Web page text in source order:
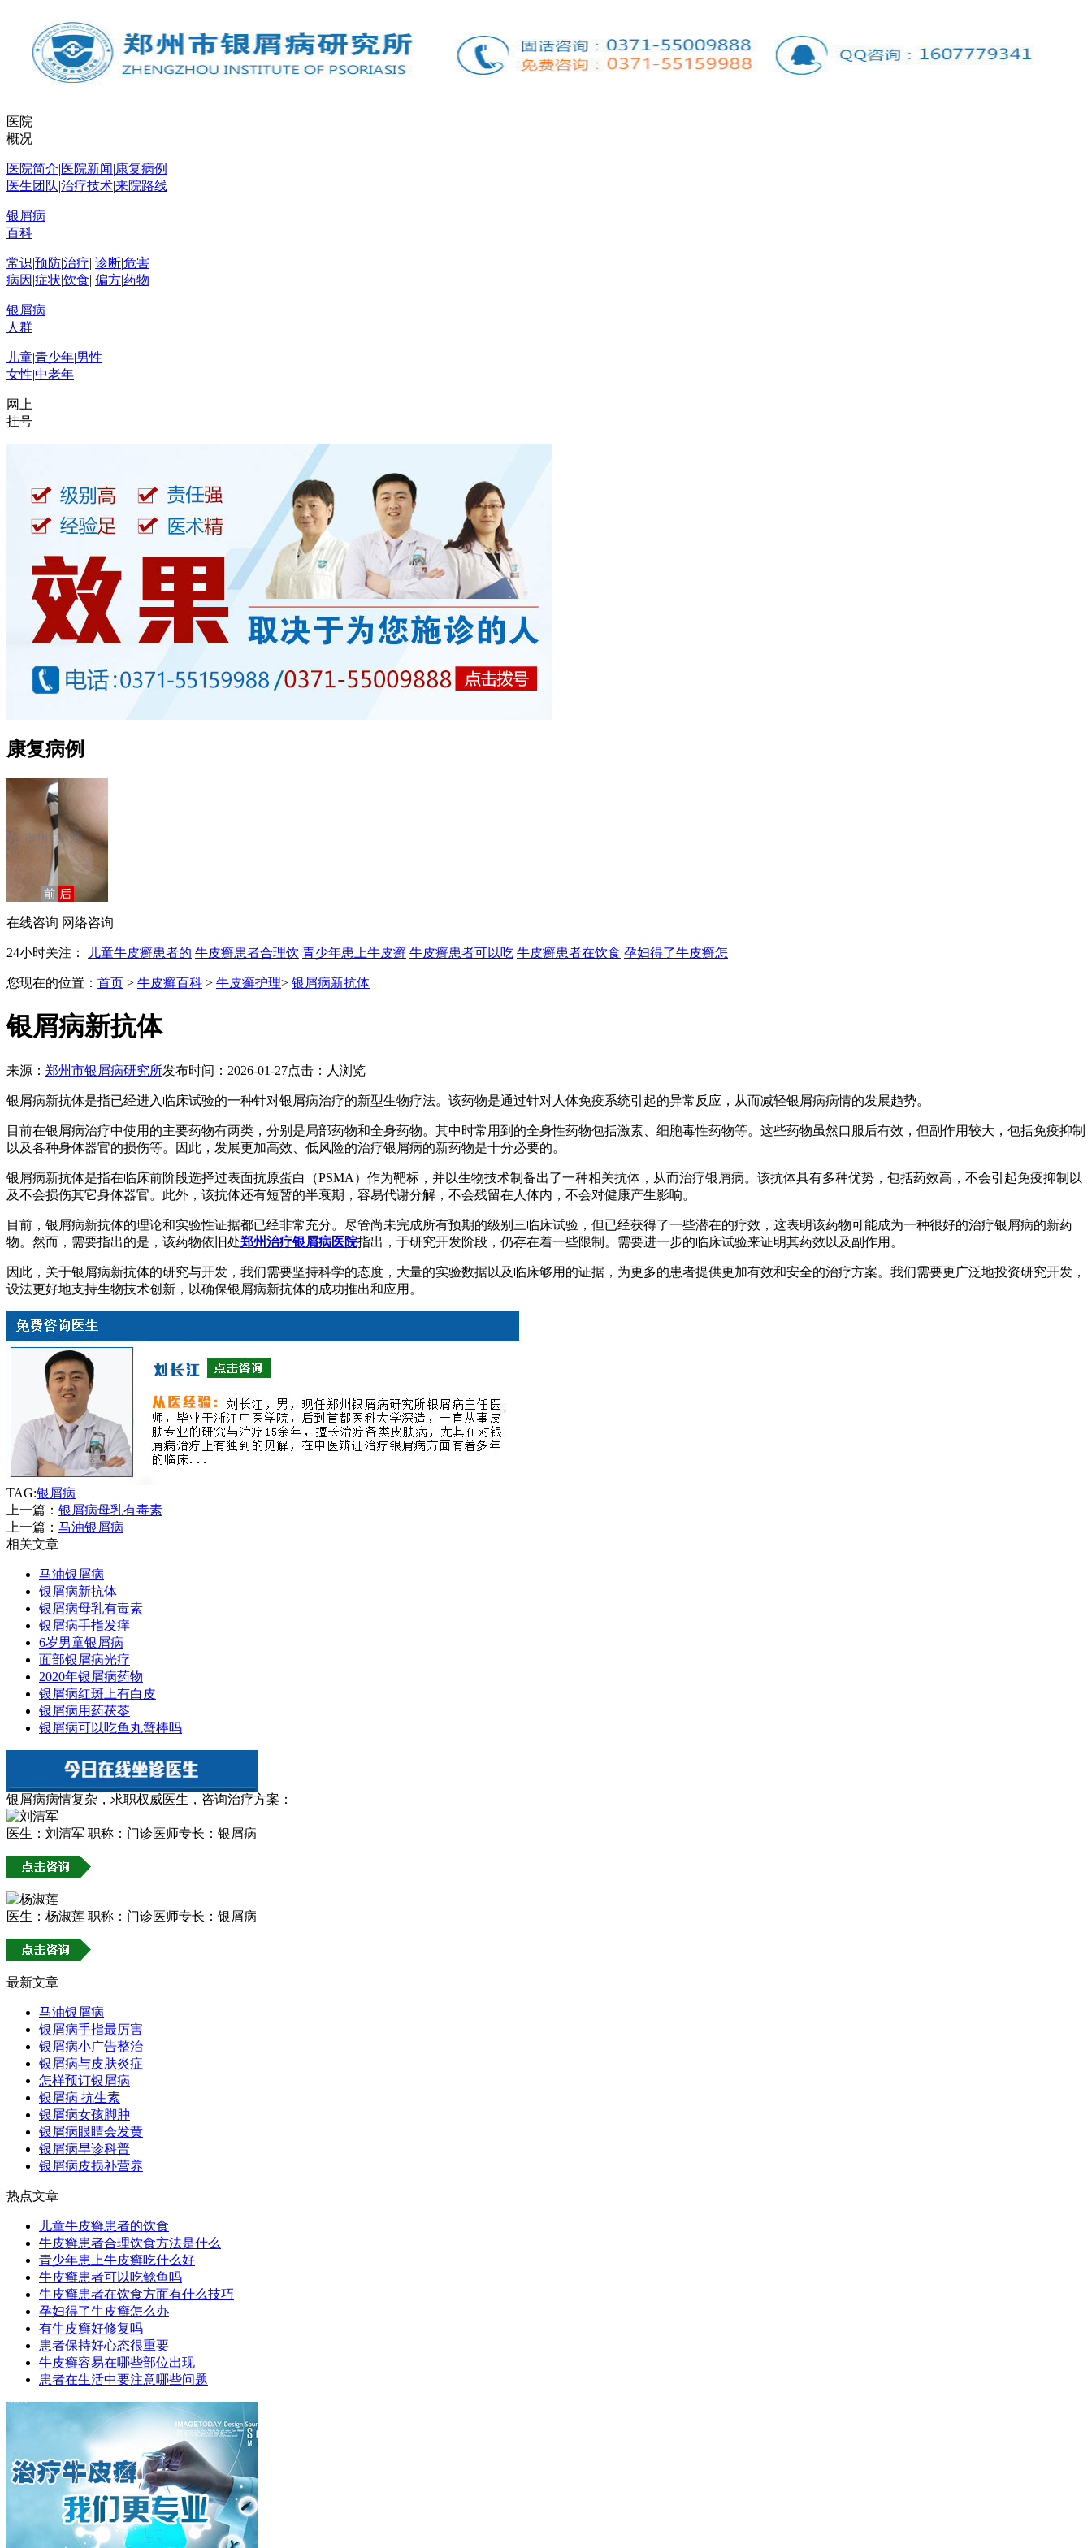
医院
概况
医院简介|医院新闻|康复病例
医生团队|治疗技术|来院路线
银屑病
百科
常识|预防|治疗| 诊断|危害
病因 |症状|饮食| 偏方|药物
银屑病
人群
儿童|青少年|男性
女性|中老年
网上
挂号
康复病例
在线咨询 网络咨询
24小时关注： 儿童牛皮癣患者的 牛皮癣患者合理饮 青少年患上牛皮癣 牛皮癣患者可以吃 牛皮癣患者在饮食 孕妇得了牛皮癣怎
您现在的位置： 首页 > 牛皮癣百科 > 牛皮癣护理> 银屑病新抗体
银屑病新抗体
来源： 郑州市银屑病研究所发布时间：2026-01-27点击： 人浏览
银屑病新抗体是指已经进入临床试验的一种针对银屑病治疗的新型生物疗法。该药物是通过针对人体免疫系统引起的异常反应，从而减轻银屑病病情的发展趋势。
目前在银屑病治疗中使用的主要药物有两类，分别是局部药物和全身药物。其中时常用到的全身性药物包括激素、细胞毒性药物等。这些药物虽然口服后有效，但副作用较大，包括免疫抑制
以及各种身体器官的损伤等。因此，发展更加高效、低风险的治疗银屑病的新药物是十分必要的。
银屑病新抗体是指在临床前阶段选择过表面抗原蛋白（PSMA）作为靶标，并以生物技术制备出了一种相关抗体，从而治疗银屑病。该抗体具有多种优势，包括药效高，不会引起免疫抑制以
及不会损伤其它身体器官。此外，该抗体还有短暂的半衰期，容易代谢分解，不会残留在人体内，不会对健康产生影响。
目前，银屑病新抗体的理论和实验性证据都已经非常充分。尽管尚未完成所有预期的级别三临床试验，但已经获得了一些潜在的疗效，这表明该药物可能成为一种很好的治疗银屑病的新药
物。然而，需要指出的是，该药物依旧处郑州治疗银屑病医院指出，于研究开发阶段，仍存在着一些限制。需要进一步的临床试验来证明其药效以及副作用。
因此，关于银屑病新抗体的研究与开发，我们需要坚持科学的态度，大量的实验数据以及临床够用的证据，为更多的患者提供更加有效和安全的治疗方案。我们需要更广泛地投资研究开发，
设法更好地支持生物技术创新，以确保银屑病新抗体的成功推出和应用。
TAG:银屑病
上一篇： 银屑病母乳有毒素
上一篇： 马油银屑病
相关文章
马油银屑病
银屑病新抗体
银屑病母乳有毒素
银屑病手指发痒
6岁男童银屑病
面部银屑病光疗
2020年银屑病药物
银屑病红斑上有白皮
银屑病用药茯苓
银屑病可以吃鱼丸蟹棒吗
银屑病病情复杂，求职权威医生，咨询治疗方案：
医生：刘清军 职称：门诊医师专长：银屑病
医生：杨淑莲 职称：门诊医师专长：银屑病
最新文章
马油银屑病
银屑病手指最厉害
银屑病小广告整治
银屑病与皮肤炎症
怎样预订银屑病
银屑病 抗生素
银屑病女孩脚肿
银屑病眼睛会发黄
银屑病早诊科普
银屑病皮损补营养
热点文章
儿童牛皮癣患者的饮食
牛皮癣患者合理饮食方法是什么
青少年患上牛皮癣吃什么好
牛皮癣患者可以吃鲶鱼吗
牛皮癣患者在饮食方面有什么技巧
孕妇得了牛皮癣怎么办
有牛皮癣好修复吗
患者保持好心态很重要
牛皮癣容易在哪些部位出现
患者在生活中要注意哪些问题